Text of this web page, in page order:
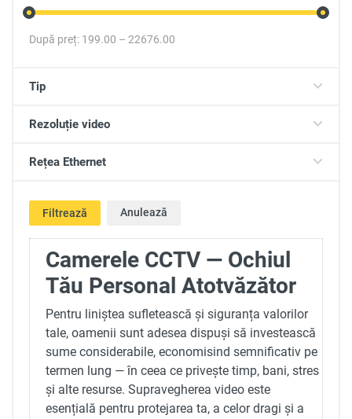
După preț: 199.00 – 22676.00
Tip
Rezoluție video
Rețea Ethernet
Filtrează Anulează
Camerele CCTV — Ochiul
Tău Personal Atotvăzător
Pentru liniștea sufletească și siguranța valorilor
tale, oamenii sunt adesea dispuși să investească
sume considerabile, economisind semnificativ pe
termen lung — în ceea ce privește timp, bani, stres
și alte resurse. Supravegherea video este
esențială pentru protejarea ta, a celor dragi și a